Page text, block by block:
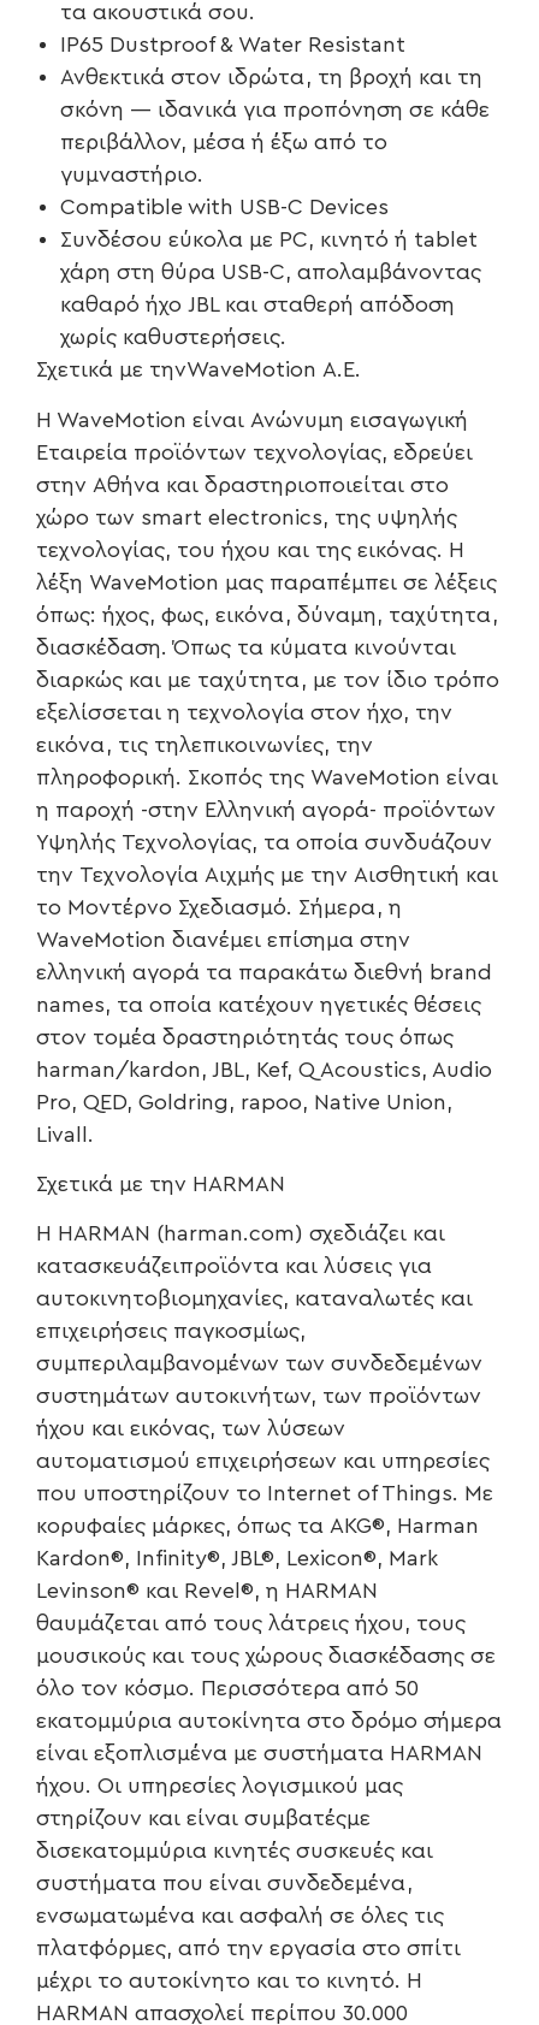
τα ακουστικά σου.
IP65 Dustproof & Water Resistant
Ανθεκτικά στον ιδρώτα, τη βροχή και τη
σκόνη — ιδανικά για προπόνηση σε κάθε
περιβάλλον, μέσα ή έξω από το
γυμναστήριο.
Compatible with USB-C Devices
Συνδέσου εύκολα με PC, κινητό ή tablet
χάρη στη θύρα USB-C, απολαμβάνοντας
καθαρό ήχο JBL και σταθερή απόδοση
χωρίς καθυστερήσεις.
Σχετικά με τηνWaveMotion Α.Ε.
H WaveMotion είναι Ανώνυμη εισαγωγική
Εταιρεία προϊόντων τεχνολογίας, εδρεύει
στην Αθήνα και δραστηριοποιείται στο
χώρο των smart electronics, της υψηλής
τεχνολογίας, του ήχου και της εικόνας. H
λέξη WaveMotion μας παραπέμπει σε λέξεις
όπως: ήχος, φως, εικόνα, δύναμη, ταχύτητα,
διασκέδαση. Όπως τα κύματα κινούνται
διαρκώς και με ταχύτητα, με τον ίδιο τρόπο
εξελίσσεται η τεχνολογία στον ήχο, την
εικόνα, τις τηλεπικοινωνίες, την
πληροφορική. Σκοπός της WaveMotion είναι
η παροχή -στην Ελληνική αγορά- προϊόντων
Υψηλής Τεχνολογίας, τα οποία συνδυάζουν
την Τεχνολογία Αιχμής με την Αισθητική και
το Μοντέρνο Σχεδιασμό. Σήμερα, η
WaveMotion διανέμει επίσημα στην
ελληνική αγορά τα παρακάτω διεθνή brand
names, τα οποία κατέχουν ηγετικές θέσεις
στον τομέα δραστηριότητάς τους όπως
harman/kardon, JBL, Kef, Q Acoustics, Audio
Pro, QED, Goldring, rapoo, Νative Union,
Livall.
Σχετικά με την HARMAN
Η HARMAN (harman.com) σχεδιάζει και
κατασκευάζειπροϊόντα και λύσεις για
αυτοκινητοβιομηχανίες, καταναλωτές και
επιχειρήσεις παγκοσμίως,
συμπεριλαμβανομένων των συνδεδεμένων
συστημάτων αυτοκινήτων, των προϊόντων
ήχου και εικόνας, των λύσεων
αυτοματισμού επιχειρήσεων και υπηρεσίες
που υποστηρίζουν το Internet of Things. Με
κορυφαίες μάρκες, όπως τα AKG®, Harman
Kardon®, Infinity®, JBL®, Lexicon®, Mark
Levinson® και Revel®, η HARMAN
θαυμάζεται από τους λάτρεις ήχου, τους
μουσικούς και τους χώρους διασκέδασης σε
όλο τον κόσμο. Περισσότερα από 50
εκατομμύρια αυτοκίνητα στο δρόμο σήμερα
είναι εξοπλισμένα με συστήματα HARMAN
ήχου. Οι υπηρεσίες λογισμικού μας
στηρίζουν και είναι συμβατέςμε
δισεκατομμύρια κινητές συσκευές και
συστήματα που είναι συνδεδεμένα,
ενσωματωμένα και ασφαλή σε όλες τις
πλατφόρμες, από την εργασία στο σπίτι
μέχρι το αυτοκίνητο και το κινητό. Η
HARMAN απασχολεί περίπου 30.000